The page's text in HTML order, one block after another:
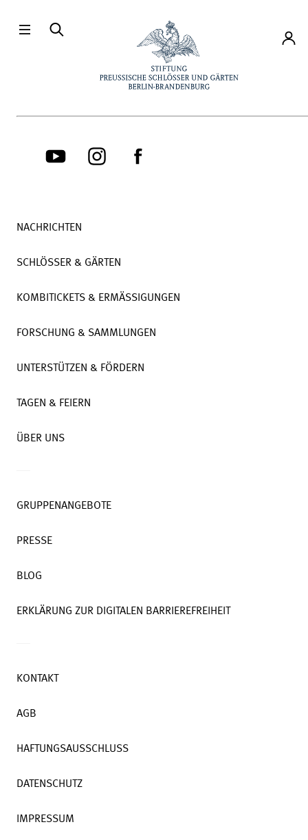
Konto
NACHRICHTEN
SCHLÖSSER & GÄRTEN
KOMBITICKETS & ERMÄSSIGUNGEN
FORSCHUNG & SAMMLUNGEN
UNTERSTÜTZEN & FÖRDERN
TAGEN & FEIERN
ÜBER UNS
GRUPPENANGEBOTE
PRESSE
BLOG
ERKLÄRUNG ZUR DIGITALEN BARRIEREFREIHEIT
KONTAKT
AGB
HAFTUNGSAUSSCHLUSS
DATENSCHUTZ
IMPRESSUM